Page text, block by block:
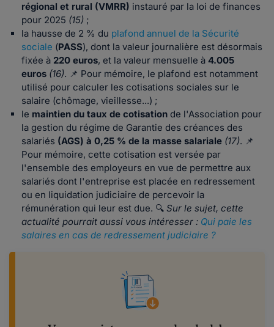
régional et rural (VMRR) instauré par la loi de finances
pour 2025 (15) ;
la hausse de 2 % du plafond annuel de la Sécurité
sociale (PASS), dont la valeur journalière est désormais
fixée à 220 euros, et la valeur mensuelle à 4.005
euros (16). 📌 Pour mémoire, le plafond est notamment
utilisé pour calculer les cotisations sociales sur le
salaire (chômage, vieillesse...) ;
le maintien du taux de cotisation de l'Association pour
la gestion du régime de Garantie des créances des
salariés (AGS) à 0,25 % de la masse salariale (17). 📌
Pour mémoire, cette cotisation est versée par
l'ensemble des employeurs en vue de permettre aux
salariés dont l'entreprise est placée en redressement
ou en liquidation judiciaire de percevoir la
rémunération qui leur est due. 🔍 Sur le sujet, cette
actualité pourrait aussi vous intéresser : Qui paie les
salaires en cas de redressement judiciaire ?